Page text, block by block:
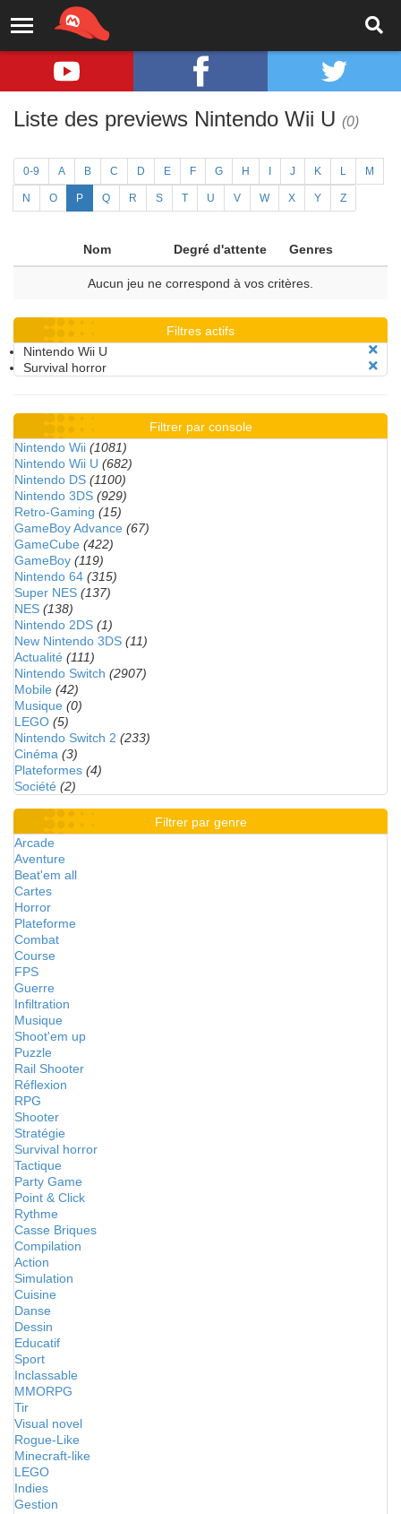
Liste des previews Nintendo Wii U (0)
0-9 A B C D E F G H J K L M
N O P Q R S T U V W X Y Z
Nom Degré d'attente Genres
Aucun jeu ne correspond à vos critères.
Filtres actifs
Nintendo Wii U
Survival horror
Filtrer par console
Nintendo Wii (1081)
Nintendo Wii U (682)
Nintendo DS (1100)
Nintendo 3DS (929)
Retro-Gaming (15)
GameBoy Advance (67)
GameCube (422)
GameBoy (119)
Nintendo 64 (315)
Super NES (137)
NES (138)
Nintendo 2DS (1)
New Nintendo 3DS (11)
Actualité (111)
Nintendo Switch (2907)
Mobile (42)
Musique (0)
LEGO (5)
Nintendo Switch 2 (233)
Cinéma (3)
Plateformes (4)
Société (2)
Filtrer par genre
Arcade
Aventure
Beat'em all
Cartes
Horror
Plateforme
Combat
Course
FPS
Guerre
Infiltration
Musique
Shoot'em up
Puzzle
Rail Shooter
Réflexion
RPG
Shooter
Stratégie
Survival horror
Tactique
Party Game
Point & Click
Rythme
Casse Briques
Compilation
Action
Simulation
Cuisine
Danse
Dessin
Educatif
Sport
Inclassable
MMORPG
Tir
Visual novel
Rogue-Like
Minecraft-like
LEGO
Indies
Gestion